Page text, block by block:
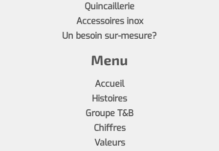
Quincaillerie
Accessoires inox
Un besoin sur-mesure?
Menu
Accueil
Histoires
Groupe T&B
Chiffres
Valeurs